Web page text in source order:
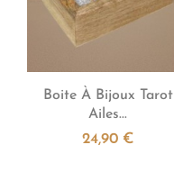
Aperçu rapide
Boite À Bijoux Tarot
Ailes...
24,90 €